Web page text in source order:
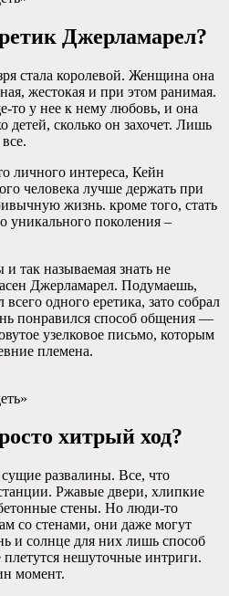
Джерламарел?
стала королевой. Женщина она
жестокая и при этом ранимая.
то у нее к нему любовь, и она
детей, сколько он захочет. Лишь
личного интереса, Кейн
человека лучше держать при
жизнь. кроме того, стать
уникального поколения –
так называемая знать не
Джерламарел. Подумаешь,
одного еретика, зато собрал
понравился способ общения —
узелковое письмо, которым
племена.
хитрый ход?
сущие развалины. Все, что
Ржавые двери, хлипкие
стены. Но люди-то
со стенами, они даже могут
и солнце для них лишь способ
плетутся нешуточные интриги.
момент.